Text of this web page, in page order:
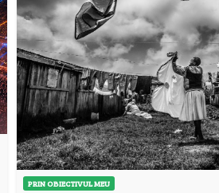
PRIN OBIECTIVUL MEU